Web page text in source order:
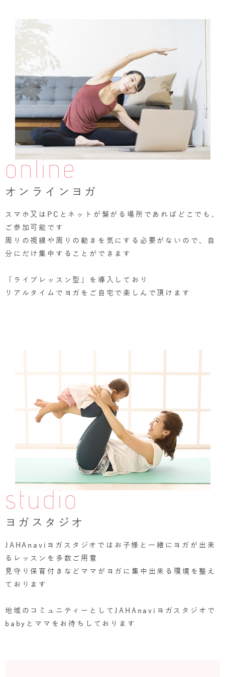
online
オンラインヨガ
スマホ又はPCとネットが繋がる場所であればどこでも、
ご参加可能です
周りの視線や周りの動きを気にする必要がないので、自
分にだけ集中することができます
「ライブレッスン型」を導入しており
リアルタイムでヨガをご自宅で楽しんで頂けます
studio
ヨガスタジオ
JAHAnaviヨガスタジオではお子様と一緒にヨガが出来
るレッスンを多数ご用意
見守り保育付きなどママがヨガに集中出来る環境を整え
ております
地域のコミュニティーとしてJAHAnaviヨガスタジオで
babyとママをお待ちしております